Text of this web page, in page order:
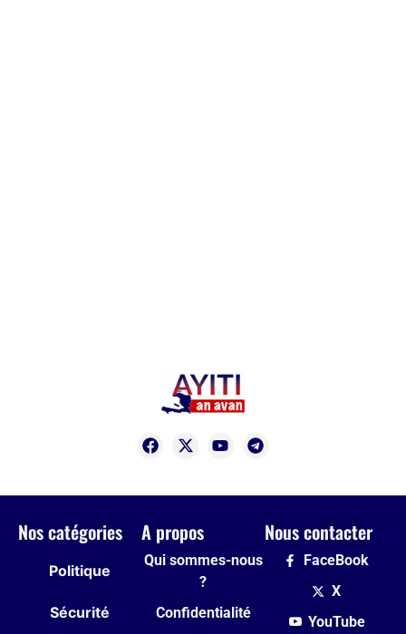
Nos catégories
Politique
Sécurité
A propos
Qui sommes-nous
?
Confidentialité
Nous contacter
FaceBook
X
YouTube